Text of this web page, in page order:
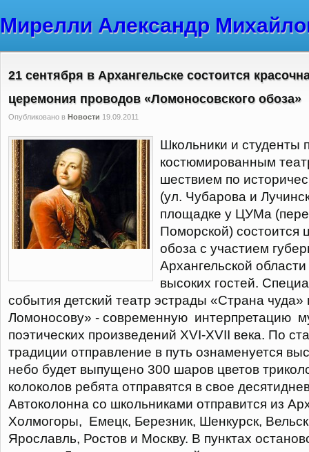
Мирелли Александр
21 сентября в Архангельске состоится
церемония проводов «Ломоносовского обоза»
Опубликовано в Новости 19.09.2011
Школьники и студенты
костюмированным
шествием по
(ул. Чубарова и
площадке у ЦУМа
Поморской) состоится
обоза с участием
Архангельской
высоких гостей.
события детский театр эстрады «Страна чуда»
Ломоносову» - современную интерпретацию
поэтических произведений XVI-XVII века. По
традиции отправление в путь ознаменуется
небо будет выпущено 300 шаров цветов
колоколов ребята отправятся в свое
Автоколонна со школьниками отправится из
Холмогоры, Емецк, Березник, Шенкурск,
Ярославль, Ростов и Москву. В пунктах